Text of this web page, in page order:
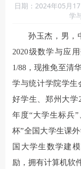
日期：2024年05月
学
孙玉杰，男，
2020级数学与应
1/88，现推免至清
学与统计学院学生
好学生、郑州大学
年度“大学生标兵
杯”全国大学生课
国大学生数学建
励，拥有计算机软